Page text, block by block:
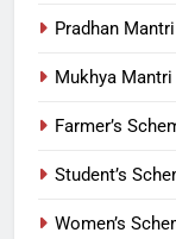
Pradhan
Mukhya
Farmer’s
Student’s
Women’s